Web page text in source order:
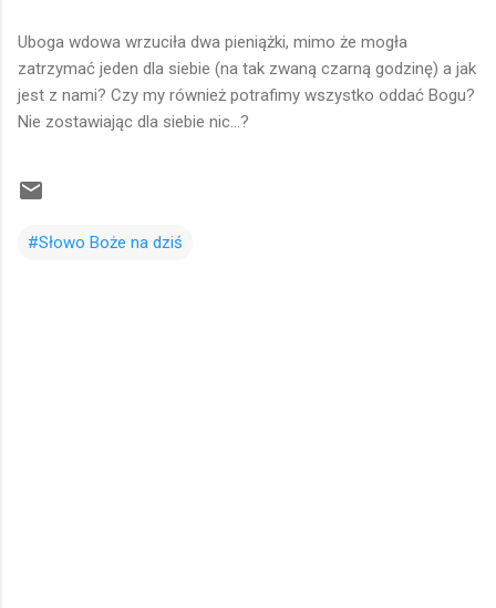
Uboga wdowa wrzuciła dwa pieniążki, mimo że mogła
zatrzymać jeden dla siebie (na tak zwaną czarną godzinę) a jak
jest z nami? Czy my również potrafimy wszystko oddać Bogu?
Nie zostawiając dla siebie nic...?
#Słowo Boże na dziś